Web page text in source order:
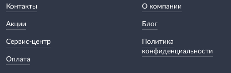
Контакты
Акции
Сервис-центр
Оплата
О компании
Блог
Политика
конфиденциальности